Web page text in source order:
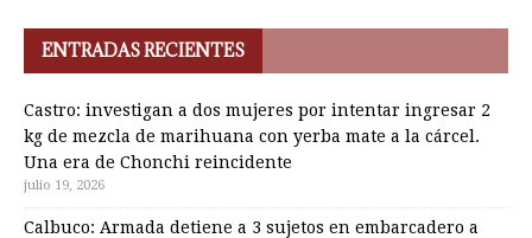
ENTRADAS RECIENTES
Castro: investigan a dos mujeres por intentar ingresar 2
kg de mezcla de marihuana con yerba mate a la cárcel.
Una era de Chonchi reincidente
julio 19, 2026
Calbuco: Armada detiene a 3 sujetos en embarcadero a